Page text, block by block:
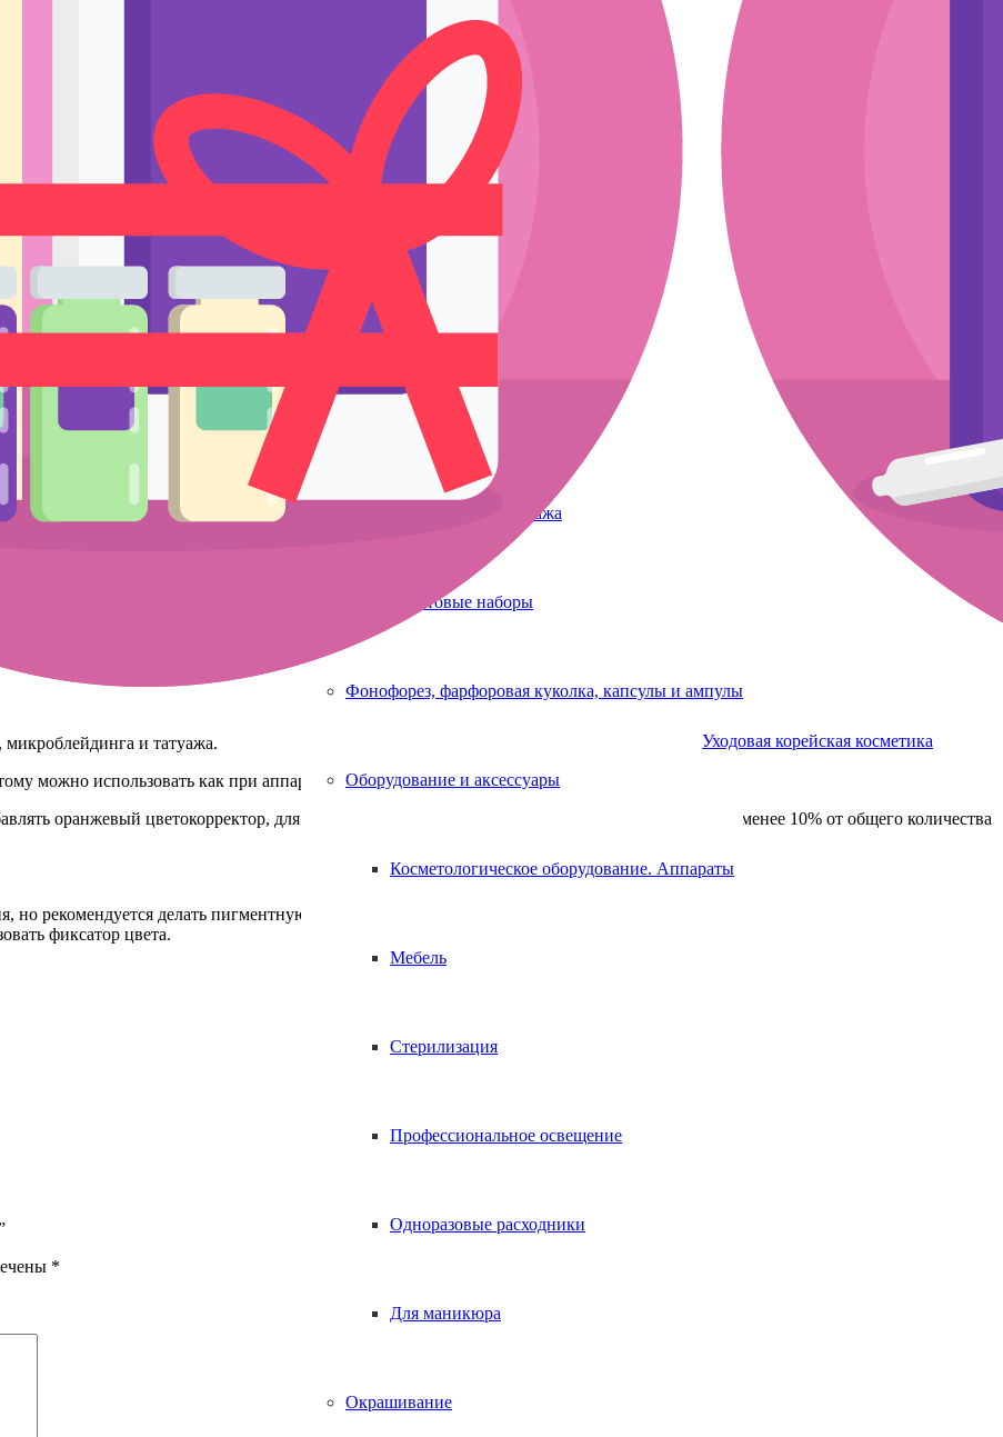
Ручки держатели
Тренировка и эскиз
Подставки и емкости
Одноразовые расходники
Аппараты для татуажа
Стартовые наборы
Фонофорез, фарфоровая куколка, капсулы и ампулы
Оборудование и аксессуары
Косметологическое оборудование. Аппараты
Мебель
Стерилизация
Профессиональное освещение
Одноразовые расходники
Для маникюра
Окрашивание
Уходовая корейская косметика
и татуажа.
можно использовать как при аппаратной технике, так и при ручном пигментировании.
оранжевый цветокорректор, для исключения красных оттенков — оливу или зелёный, не менее 10% от общего количества
рекомендуется делать пигментную маску на 2-4 минуты.
фиксатор цвета.
*